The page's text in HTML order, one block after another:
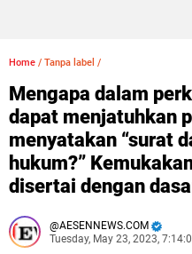
Home / Tanpa label /
Mengapa dalam
dapat menjatuhkan
menyatakan “surat
hukum?”
disertai dengan
AESENNEWS.COM
Tuesday, May 23, 2023,